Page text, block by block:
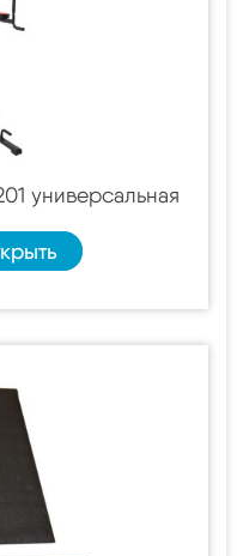
универсальная